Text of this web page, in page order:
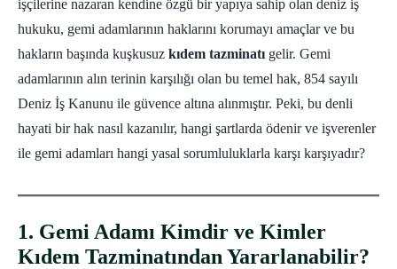
işçilerine nazaran kendine özgü bir yapıya sahip olan deniz iş
hukuku, gemi adamlarının haklarını korumayı amaçlar ve bu
hakların başında kuşkusuz kıdem tazminatı gelir. Gemi
adamlarının alın terinin karşılığı olan bu temel hak, 854 sayılı
Deniz İş Kanunu ile güvence altına alınmıştır. Peki, bu denli
hayati bir hak nasıl kazanılır, hangi şartlarda ödenir ve işverenler
ile gemi adamları hangi yasal sorumluluklarla karşı karşıyadır?
1. Gemi Adamı Kimdir ve Kimler
Kıdem Tazminatından Yararlanabilir?